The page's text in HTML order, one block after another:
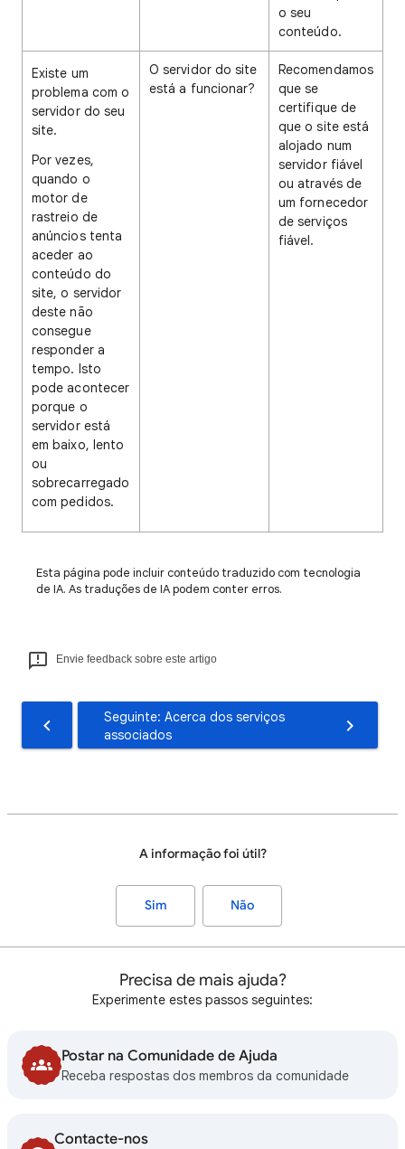
o seu
conteúdo.
Existe um
problema com o
servidor do seu
site.
Por vezes,
quando o
motor de
rastreio de
anúncios tenta
aceder ao
conteúdo do
site, o servidor
deste não
consegue
responder a
tempo. Isto
pode acontecer
porque o
servidor está
em baixo, lento
ou
sobrecarregado
com pedidos.
O servidor do site
está a funcionar?
Recomendamos
que se
certifique de
que o site está
alojado num
servidor fiável
ou através de
um fornecedor
de serviços
fiável.
Esta página pode incluir conteúdo traduzido com tecnologia
de IA. As traduções de IA podem conter erros.
Envie feedback sobre este artigo
Seguinte: Acerca dos serviços
associados
A informação foi útil?
Sim Não
Precisa de mais ajuda?
Experimente estes passos seguintes:
Postar na Comunidade de Ajuda
Receba respostas dos membros da comunidade
Contacte-nos